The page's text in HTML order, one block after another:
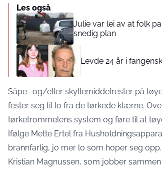
Les også
Julie var lei av at folk
snedig plan
Levde 24 år i
Såpe- og/eller skyllemiddelrester på
fester seg til lo fra de tørkede klærne.
tørketrommelens system og føre til at
Ifølge Mette Ertel fra
brannfarlig, jo mer lo som hoper seg opp.
Kristian Magnussen, som jobber